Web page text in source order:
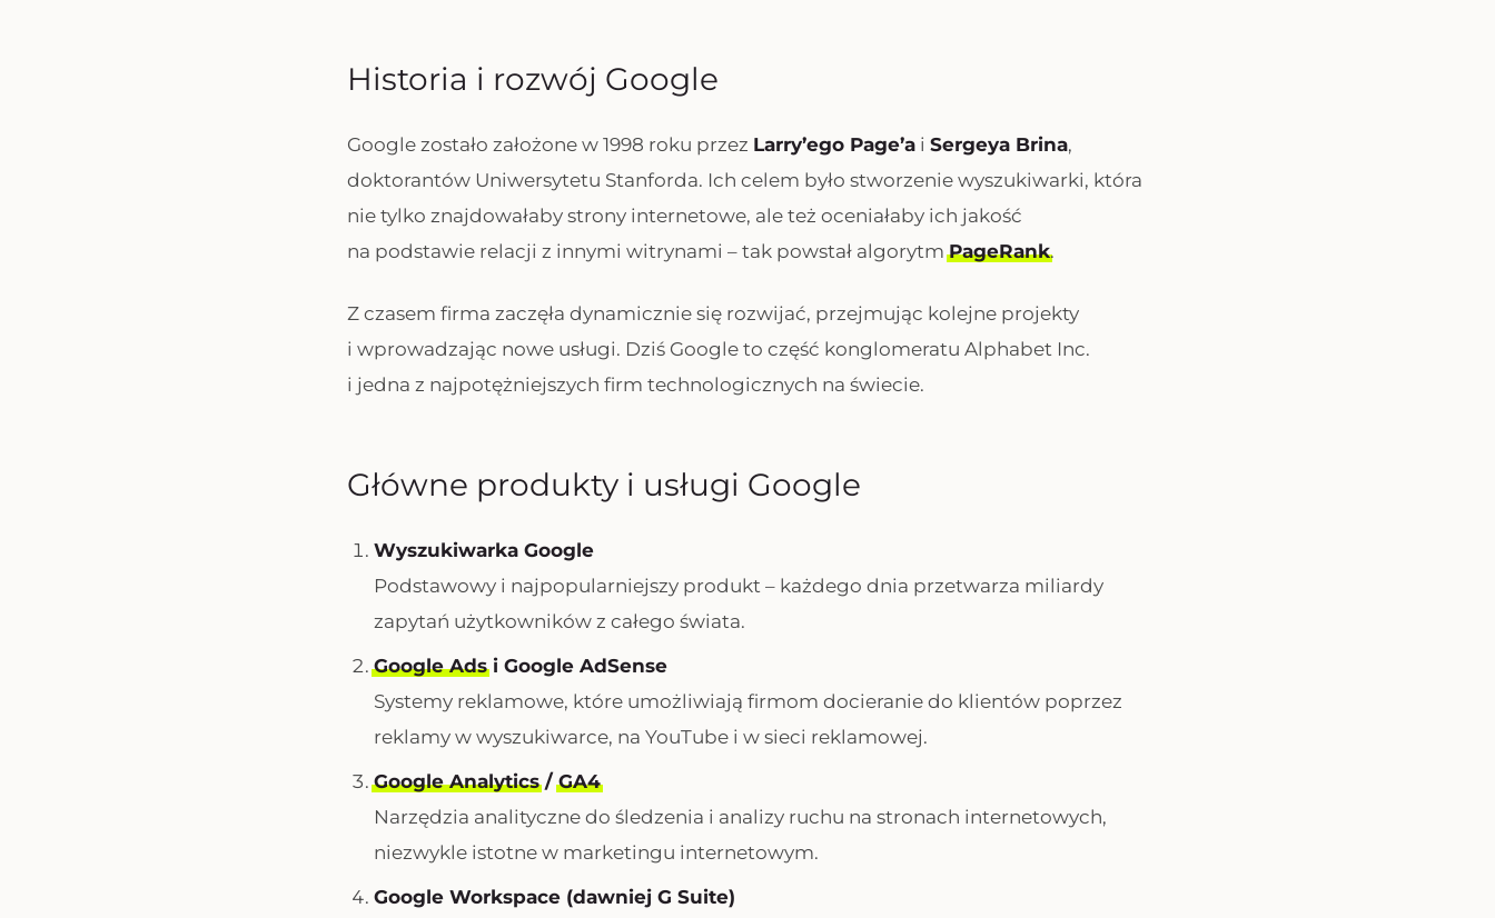
Historia i rozwój Google
Google zostało założone w 1998 roku przez Larry’ego Page’a i Sergeya Brina,
doktorantów Uniwersytetu Stanforda. Ich celem było stworzenie wyszukiwarki, która
nie tylko znajdowałaby strony internetowe, ale też oceniałaby ich jakość
na podstawie relacji z innymi witrynami – tak powstał algorytmPageRank.
Z czasem firma zaczęła dynamicznie się rozwijać, przejmując kolejne projekty
i wprowadzając nowe usługi. Dziś Google to część konglomeratu Alphabet Inc.
i jedna z najpotężniejszych firm technologicznych na świecie.
Główne produkty i usługi Google
Wyszukiwarka Google
Podstawowy i najpopularniejszy produkt – każdego dnia przetwarza miliardy
zapytań użytkowników z całego świata.
Google Adsi Google AdSense
Systemy reklamowe, które umożliwiają firmom docieranie do klientów poprzez
reklamy w wyszukiwarce, na YouTube i w sieci reklamowej.
Google Analytics/GA4
Narzędzia analityczne do śledzenia i analizy ruchu na stronach internetowych,
niezwykle istotne w marketingu internetowym.
Google Workspace (dawniej G Suite)